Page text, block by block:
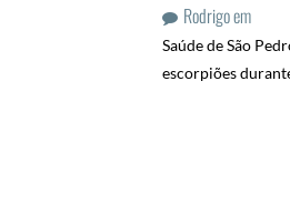
Rodrigoem
Saúde de São
escorpiões